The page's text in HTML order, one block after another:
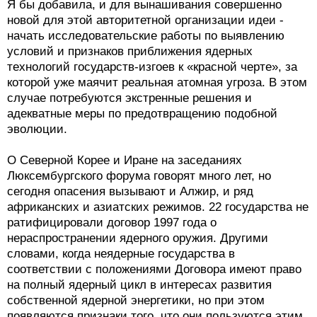
Я бы добавила, и для вынашивания совершенно
новой для этой авторитетной организации идеи -
начать исследовательские работы по выявлению
условий и признаков приближения ядерных
технологий государств-изгоев к «красной черте», за
которой уже маячит реальная атомная угроза. В этом
случае потребуются экстренные решения и
адекватные меры по предотвращению подобной
эволюции.
О Северной Корее и Иране на заседаниях
Люксембургского форума говорят много лет, но
сегодня опасения вызывают и Алжир, и ряд
африканских и азиатских режимов. 22 государства не
ратифицировали договор 1997 года о
нераспространении ядерного оружия. Другими
словами, когда неядерные государства в
соответствии с положениями Договора имеют право
на полный ядерный цикл в интересах развития
собственной ядерной энергетики, но при этом